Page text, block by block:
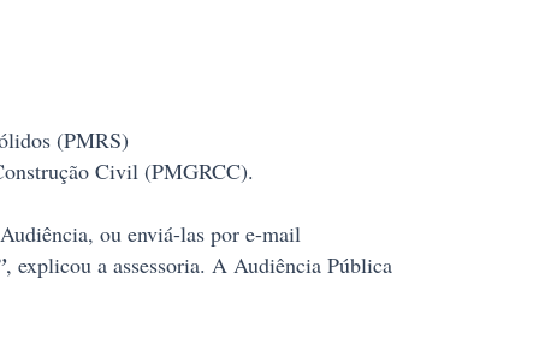
(PMRS)
Civil (PMGRCC).
ou enviá-las por e-mail
, explicou a assessoria. A Audiência Pública